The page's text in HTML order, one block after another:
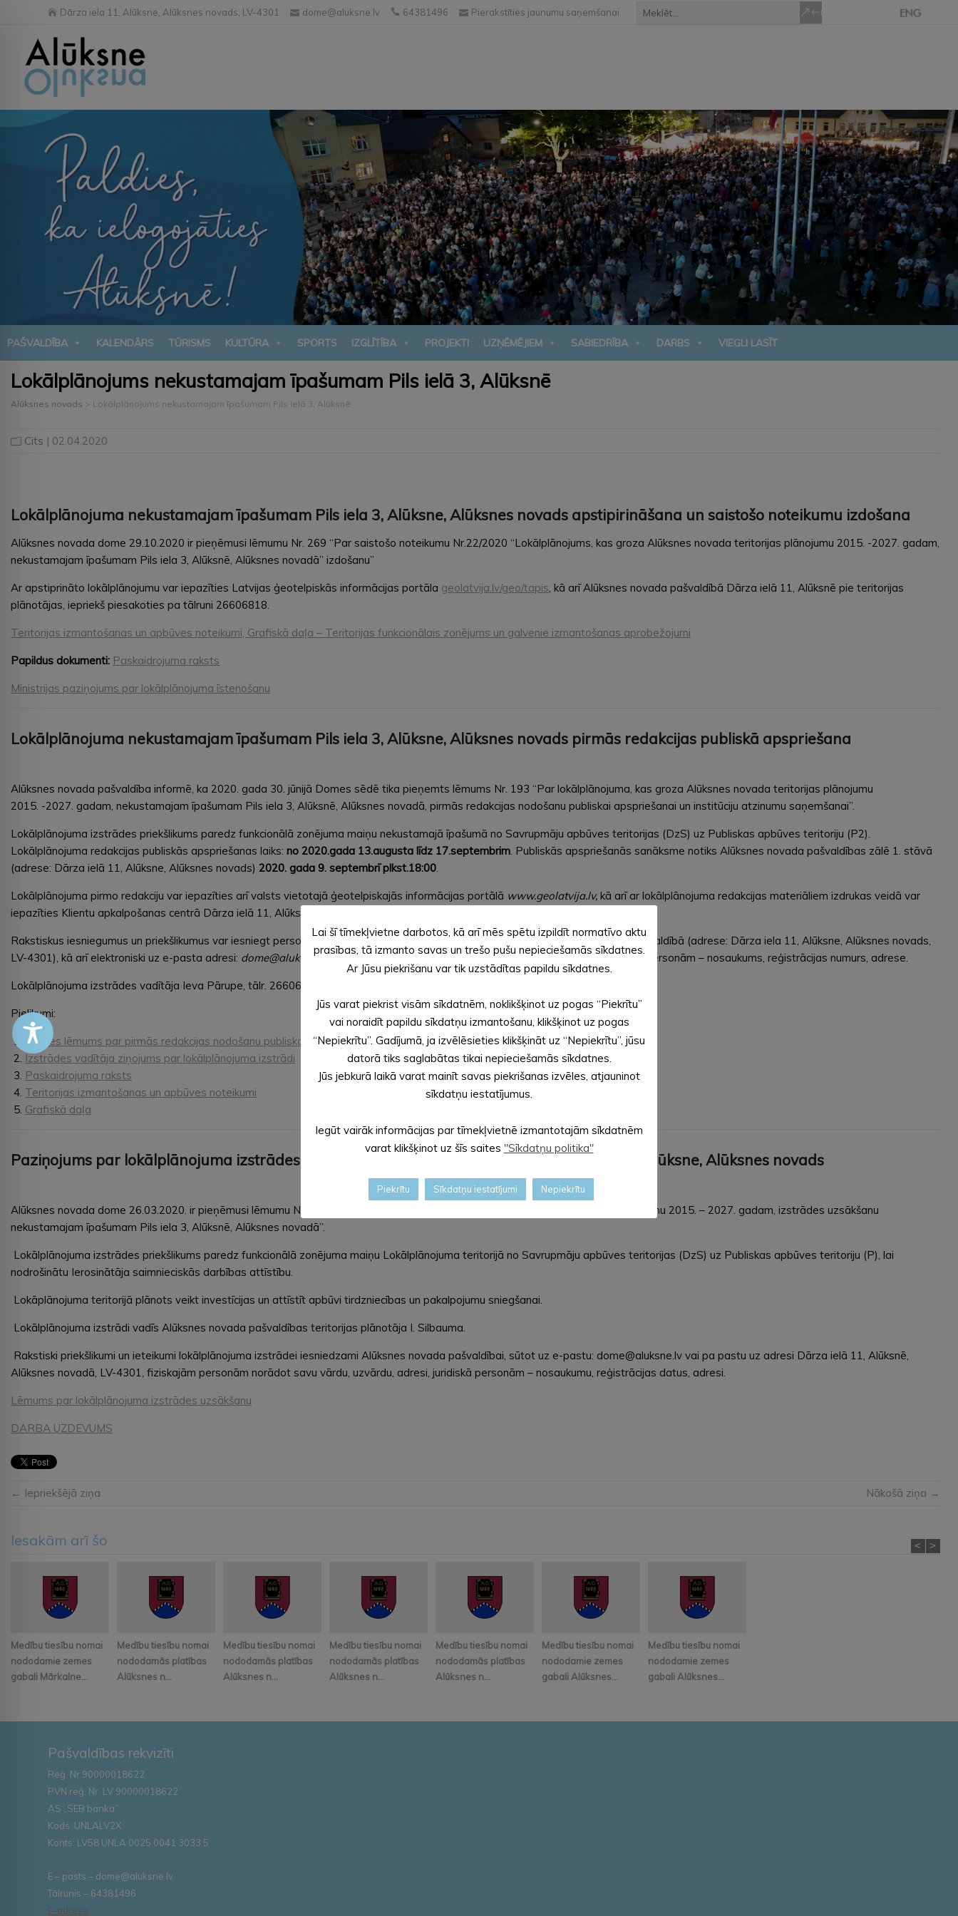
Dārza iela 11, Alūksne, Alūksnes novads, LV-4301 dome@aluksne.lv 64381496 Pierakstīties jaunumu saņemšanai
PAŠVALDĪBA KALENDĀRS TŪRISMS KULTŪRA SPORTS IZGLĪTĪBA PROJEKTI UZŅĒMĒJIEM SABIEDRĪBA DARBS VIEGLI LASĪT
Lokālplānojums nekustamajam īpašumam Pils ielā 3, Alūksnē
Alūksnes novads > Lokālplānojums nekustamajam īpašumam Pils ielā 3, Alūksnē
Cits | 02.04.2020
Lokālplānojuma nekustamajam īpašumam Pils iela 3, Alūksne, Alūksnes novads apstipirināšana un saistošo noteikumu izdošana
Alūksnes novada dome 29.10.2020 ir pieņēmusi lēmumu Nr. 269 “Par saistošo noteikumu Nr.22/2020 “Lokālplānojums, kas groza Alūksnes novada teritorijas plānojumu 2015. -2027. gadam,
nekustamajam īpašumam Pils iela 3, Alūksnē, Alūksnes novadā” izdošanu”
Ar apstiprināto lokālplānojumu var iepazīties Latvijas ģeotelpiskās informācijas portāla geolatvija.lv/geo/tapis, kā arī Alūksnes novada pašvaldībā Dārza ielā 11, Alūksnē pie teritorijas
plānotājas, iepriekš piesakoties pa tālruni 26606818.
Teritorijas izmantošanas un apbūves noteikumi, Grafiskā daļa – Teritorijas funkcionālais zonējums un galvenie izmantošanas aprobežojumi
Papildus dokumenti: Paskaidrojuma raksts
Ministrijas paziņojums par lokālplānojuma īstenošanu
Lokālplānojuma nekustamajam īpašumam Pils iela 3, Alūksne, Alūksnes novads pirmās redakcijas publiskā apspriešana
Alūksnes novada pašvaldība informē, ka 2020. gada 30. jūnijā Domes sēdē tika pieņemts lēmums Nr. 193 “Par lokālplānojuma, kas groza Alūksnes novada teritorijas plānojumu
2015. -2027. gadam, nekustamajam īpašumam Pils iela 3, Alūksnē, Alūksnes novadā, pirmās redakcijas nodošanu publiskai apspriešanai un institūciju atzinumu saņemšanai”.
Lokālplānojuma izstrādes priekšlikums paredz funkcionālā zonējuma maiņu nekustamajā īpašumā no Savrupmāju apbūves teritorijas (DzS) uz Publiskas apbūves teritoriju (P2).
Lokālplānojuma redakcijas publiskās apspriešanas laiks: no 2020.gada 13.augusta līdz 17.septembrim. Publiskās apspriešanās sanāksme notiks Alūksnes novada pašvaldības zālē 1. stāvā
(adrese: Dārza ielā 11, Alūksne, Alūksnes novads) 2020. gada 9. septembrī plkst.18:00.
Lokālplānojuma pirmo redakciju var iepazīties arī valsts vietotajā ģeotelpiskajās informācijas portālā www.geolatvija.lv, kā arī ar lokālplānojuma redakcijas materiāliem izdrukas veidā var
iepazīties Klientu apkalpošanas centrā Dārza ielā 11, Alūksnē, Alūksnes novadā tās darba laikā.
Rakstiskus iesniegumus un priekšlikumus var iesniegt personīgi vai pa pastu līdz 2020. gada 17. septembrim Alūksnes novada pašvaldībā (adrese: Dārza iela 11, Alūksne, Alūksnes novads,
LV-4301), kā arī elektroniski uz e-pasta adresi: dome@aluksne.lv. Fiziskām personām jānorāda vārds, uzvārds, adrese, juridiskām personām – nosaukums, reģistrācijas numurs, adrese.
Lokālplānojuma izstrādes vadītāja Ieva Pārupe, tālr. 26606818, e-pasts:
Pielikumi:
Domes lēmums par pirmās redakcijas nodošanu publiskai apspriešanai un institūciju atzinumu saņemšanai.
Izstrādes vadītāja ziņojums par lokālplānojuma izstrādi
Paskaidrojuma raksts
Teritorijas izmantošanas un apbūves noteikumi
Grafiskā daļa
Paziņojums par lokālplānojuma izstrādes uzsākšanu nekustamajam īpašumam Pils iela 3, Alūksne, Alūksnes novads
Alūksnes novada dome 26.03.2020. ir pieņēmusi lēmumu Nr. 85 “Par lokālplānojuma, kas groza Alūksnes novada teritorijas plānojumu 2015. – 2027. gadam, izstrādes uzsākšanu
nekustamajam īpašumam Pils iela 3, Alūksnē, Alūksnes novadā”.
Lokālplānojuma izstrādes priekšlikums paredz funkcionālā zonējuma maiņu Lokālplānojuma teritorijā no Savrupmāju apbūves teritorijas (DzS) uz Publiskas apbūves teritoriju (P), lai
nodrošinātu Ierosinātāja saimnieciskās darbības attīstību.
Lokāplānojuma teritorijā plānots veikt investīcijas un attīstīt apbūvi tirdzniecības un pakalpojumu sniegšanai.
Lokālplānojuma izstrādi vadīs Alūksnes novada pašvaldības teritorijas plānotāja I. Silbauma.
Rakstiski priekšlikumi un ieteikumi lokālplānojuma izstrādei iesniedzami Alūksnes novada pašvaldībai, sūtot uz e-pastu: dome@aluksne.lv vai pa pastu uz adresi Dārza ielā 11, Alūksnē,
Alūksnes novadā, LV-4301, fiziskajām personām norādot savu vārdu, uzvārdu, adresi, juridiskā personām – nosaukumu, reģistrācijas datus, adresi.
Lēmums par lokālplānojuma izstrādes uzsākšanu
DARBA UZDEVUMS
← Iepriekšējā ziņa Nākošā ziņa →
Iesakām arī šo
Medību tiesību nomai
nododamie zemes
gabali Mārkalne...
Medību tiesību nomai
nododamās platības
Alūksnes n...
Medību tiesību nomai
nododamās platības
Alūksnes n...
Medību tiesību nomai
nododamās platības
Alūksnes n...
Medību tiesību nomai
nododamās platības
Alūksnes n...
Medību tiesību nomai
nododamie zemes
gabali Alūksnes...
Medību tiesību nomai
nododamie zemes
gabali Alūksnes...
< >
Pašvaldības rekvizīti
Reģ. Nr.90000018622
PVN reģ. Nr. LV 90000018622
AS „SEB banka”
Kods: UNLALV2X
Konts: LV58 UNLA 0025 0041 3033 5
E – pasts – dome@aluksne.lv
Tālrunis – 64381496
E-adrese
Lai šī tīmekļvietne darbotos, kā arī mēs spētu izpildīt normatīvo aktu
prasības, tā izmanto savas un trešo pušu nepieciešamās sīkdatnes.
Ar Jūsu piekrišanu var tik uzstādītas papildu sīkdatnes.
Jūs varat piekrist visām sīkdatnēm, noklikšķinot uz pogas “Piekrītu”
vai noraidīt papildu sīkdatņu izmantošanu, klikšķinot uz pogas
“Nepiekrītu”. Gadījumā, ja izvēlēsieties klikšķināt uz “Nepiekrītu”, jūsu
datorā tiks saglabātas tikai nepieciešamās sīkdatnes.
Jūs jebkurā laikā varat mainīt savas piekrišanas izvēles, atjauninot
sīkdatņu iestatījumus.
Iegūt vairāk informācijas par tīmekļvietnē izmantotajām sīkdatnēm
varat klikšķinot uz šīs saites "Sīkdatņu politika"
Piekrītu Sīkdatņu iestatījumi Nepiekrītu